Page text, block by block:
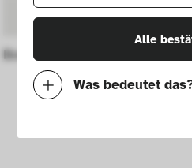
Alle
Was bedeutet
Mit diesen Cookies
Bowl